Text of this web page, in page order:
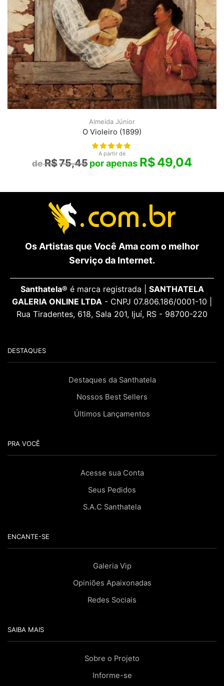
Almeida Júnior
O Violeiro (1899)
A partir de
R$75,45 R$49,04
Os Artistas que Você Ama com o melhor
Serviço da Internet.
Santhatela® é marca registrada | SANTHATELA
GALERIA ONLINE LTDA - CNPJ 07.806.186/0001-10 |
Rua Tiradentes, 618, Sala 201, Ijuí, RS - 98700-220
DESTAQUES
Destaques da Santhatela
Nossos Best Sellers
Últimos Lançamentos
PRA VOCÊ
Acesse sua Conta
Seus Pedidos
S.A.C Santhatela
ENCANTE-SE
Galeria Vip
Opiniões Apaixonadas
Redes Sociais
SAIBA MAIS
Sobre o Projeto
Informe-se